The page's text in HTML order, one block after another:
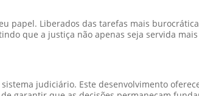
papel. Liberados das tarefas mais
que a justiça não apenas seja servida
judiciário. Este desenvolvimento